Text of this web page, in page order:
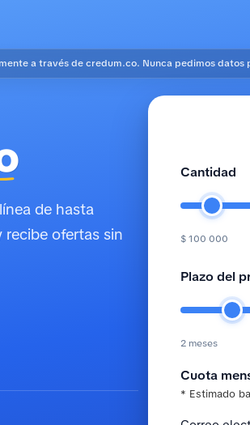
a través de credum.co. Nunca pedimos datos
de hasta
ofertas sin
Cantidad
$ 100 000
Plazo del
2 meses
Cuota
* Estimado